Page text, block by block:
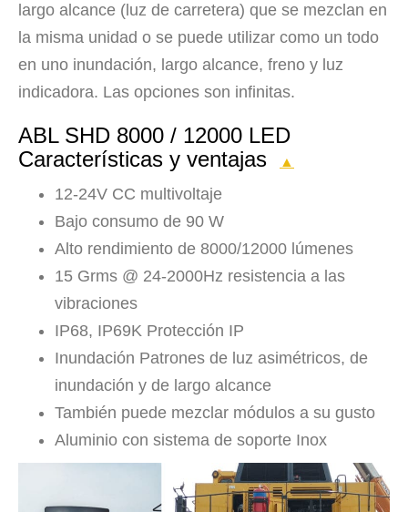
largo alcance (luz de carretera) que se mezclan en
la misma unidad o se puede utilizar como un todo
en uno inundación, largo alcance, freno y luz
indicadora. Las opciones son infinitas.
ABL SHD 8000 / 12000 LED
Características y ventajas
▲
12-24V CC multivoltaje
Bajo consumo de 90 W
Alto rendimiento de 8000/12000 lúmenes
15 Grms @ 24-2000Hz resistencia a las
vibraciones
IP68, IP69K Protección IP
Inundación Patrones de luz asimétricos, de
inundación y de largo alcance
También puede mezclar módulos a su gusto
Aluminio con sistema de soporte Inox